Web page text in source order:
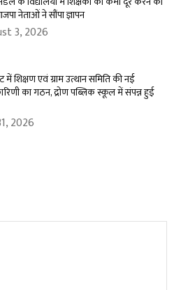
नेताओं ने सौंपा ज्ञापन
3, 2026
में शिक्षण एवं ग्राम उत्थान समिति की नई
का गठन, द्रोण पब्लिक स्कूल में संपन्न हुई
2026